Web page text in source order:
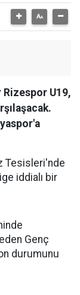
U19,
Tesisleri'nde
iddialı bir
Genç
durumunu